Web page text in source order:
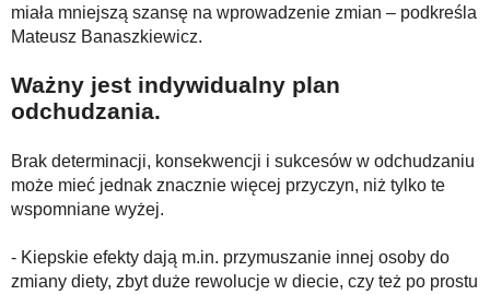
miała mniejszą szansę na wprowadzenie zmian – podkreśla
Mateusz Banaszkiewicz.
Ważny jest indywidualny plan
odchudzania.
Brak determinacji, konsekwencji i sukcesów w odchudzaniu
może mieć jednak znacznie więcej przyczyn, niż tylko te
wspomniane wyżej.
- Kiepskie efekty dają m.in. przymuszanie innej osoby do
zmiany diety, zbyt duże rewolucje w diecie, czy też po prostu